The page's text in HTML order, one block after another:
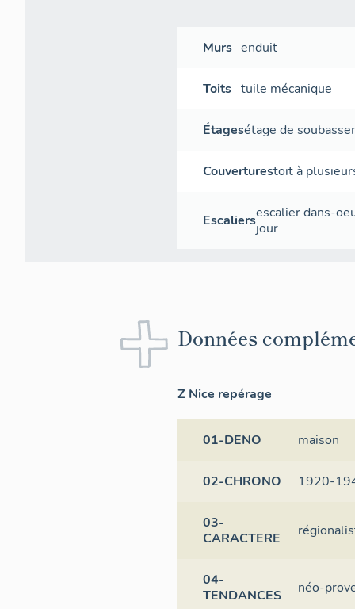
Murs enduit
Toits tuile mécanique
Étagesétage de
Couverturestoit à
Escaliersescalier dans-
jour
Données
Z Nice repérage
01-DENO maison
02-CHRONO 1920-
03-
CARACTERE
04-
TENDANCES
néo-